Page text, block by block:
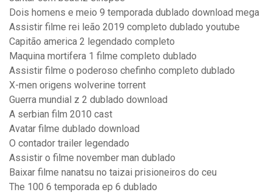
Dois homens e meio 9 temporada dublado download mega
Assistir filme rei leão 2019 completo dublado youtube
Capitão america 2 legendado completo
Maquina mortifera 1 filme completo dublado
Assistir filme o poderoso chefinho completo dublado
X-men origens wolverine torrent
Guerra mundial z 2 dublado download
A serbian film 2010 cast
Avatar filme dublado download
O contador trailer legendado
Assistir o filme november man dublado
Baixar filme nanatsu no taizai prisioneiros do ceu
The 100 6 temporada ep 6 dublado